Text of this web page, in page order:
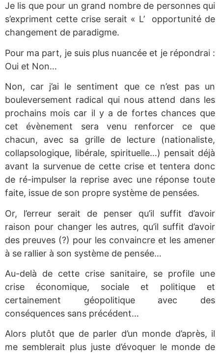
Je lis que pour un grand nombre de personnes qui
s’expriment cette crise serait « L’ opportunité de
changement de paradigme.
Pour ma part, je suis plus nuancée et je répondrai :
Oui et Non…
Non, car j’ai le sentiment que ce n’est pas un
bouleversement radical qui nous attend dans les
prochains mois car il y a de fortes chances que
cet évènement sera venu renforcer ce que
chacun, avec sa grille de lecture (nationaliste,
collapsologique, libérale, spirituelle…) pensait déjà
avant la survenue de cette crise et tentera donc
de ré-impulser la reprise avec une réponse toute
faite, issue de son propre système de pensées.
Or, l’erreur serait de penser qu’il suffit d’avoir
raison pour changer les autres, qu’il suffit d’avoir
des preuves (?) pour les convaincre et les amener
à se rallier à son système de pensée…
Au-delà de cette crise sanitaire, se profile une
crise économique, sociale et politique et
certainement géopolitique avec des
conséquences sans précédent…
Alors plutôt que de parler d’un monde d’après, il
me semblerait plus juste d’évoquer le monde de